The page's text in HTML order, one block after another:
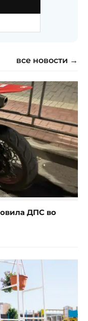
все новости →
ДПС во